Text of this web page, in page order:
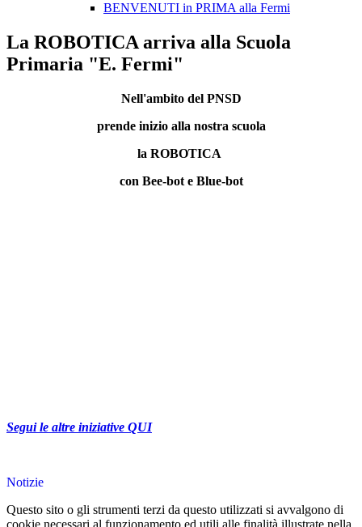
BENVENUTI in PRIMA alla Fermi
La ROBOTICA arriva alla Scuola
Primaria "E. Fermi"
Nell'ambito del PNSD
prende inizio alla nostra scuola
la ROBOTICA
con Bee-bot e Blue-bot
Segui le altre iniziative QUI
Notizie
Questo sito o gli strumenti terzi da questo utilizzati si avvalgono di